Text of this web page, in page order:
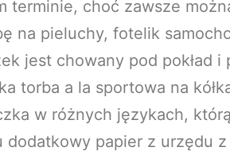
choć zawsze
na pieluchy, fotelik
jest chowany pod pokład
torba a la sportowa na
w różnych językach,
papier z urzędu